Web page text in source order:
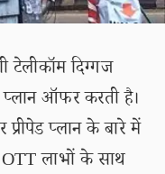
टेलीकॉम दिग्गज
प्लान ऑफर करती है।
प्लान के बारे में
OTT लाभों के साथ